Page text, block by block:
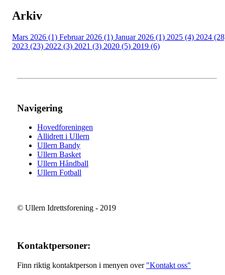
Arkiv
Mars 2026 (1) Februar 2026 (1) Januar 2026 (1) 2025 (4) 2024
2023 (23) 2022 (3) 2021 (3) 2020 (5) 2019 (6)
Navigering
Hovedforeningen
Allidrett i Ullern
Ullern Bandy
Ullern Basket
Ullern Håndball
Ullern Fotball
© Ullern Idrettsforening - 2019
Kontaktpersoner:
Finn riktig kontaktperson i menyen over "Kontakt oss"